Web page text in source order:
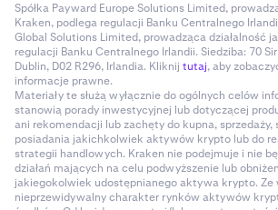
Spółka Payward Europe Solutions Limited,
Kraken, podlega regulacji Banku Centralnego
Global Solutions Limited, prowadząca działalność
regulacji Banku Centralnego Irlandii. Siedziba: 70 Sir
Dublin, D02 R296, Irlandia. Kliknij tutaj, aby
informacje prawne.
Materiały te służą wyłącznie do ogólnych celów
stanowią porady inwestycyjnej lub dotyczącej
ani rekomendacji lub zachęty do kupna,
posiadania jakichkolwiek aktywów krypto lub do
strategii handlowych. Kraken nie podejmuje i nie
działań mających na celu podwyższenie lub
jakiegokolwiek udostępnianego aktywa krypto. Ze
nieprzewidywalny charakter rynków aktywów